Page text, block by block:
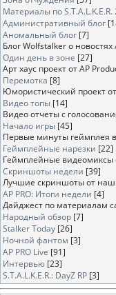
Материалы по S.T.A.L.K.E.R.
Административный блог
Аномальный блог [7]
Блог Wolfstalker о новостях
Один день в зоне [27]
Арт хаус проект от AP
Перемотка [8]
Юмористический проект
Видео топы [14]
Видео отчеты с
Начало игры [45]
Первые минуты геймплея
Геймплейные нарезки [22]
Геймплейные видеомиксы
Скриншоты недели [39]
Лучшие скриншоты от
AP PRO: Итоги недели [4]
Дайджест по материалам
Народный обзор [7]
Stalker Today [26]
Ночной фантом [3]
AP PRO Live [91]
Интервью [23]
S.T.A.L.K.E.R.: DayZ RP [3]